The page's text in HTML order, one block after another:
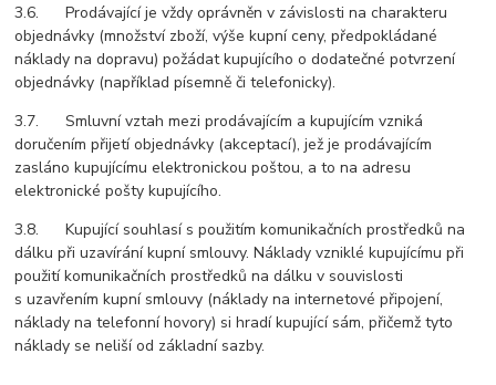
3.6. Prodávající je vždy oprávněn v závislosti na charakteru
objednávky (množství zboží, výše kupní ceny, předpokládané
náklady na dopravu) požádat kupujícího o dodatečné potvrzení
objednávky (například písemně či telefonicky).
3.7. Smluvní vztah mezi prodávajícím a kupujícím vzniká
doručením přijetí objednávky (akceptací), jež je prodávajícím
zasláno kupujícímu elektronickou poštou, a to na adresu
elektronické pošty kupujícího.
3.8. Kupující souhlasí s použitím komunikačních prostředků na
dálku při uzavírání kupní smlouvy. Náklady vzniklé kupujícímu při
použití komunikačních prostředků na dálku v souvislosti
s uzavřením kupní smlouvy (náklady na internetové připojení,
náklady na telefonní hovory) si hradí kupující sám, přičemž tyto
náklady se neliší od základní sazby.